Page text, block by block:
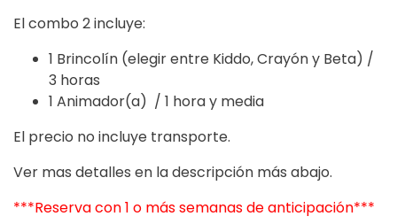
original
era:
B/.240.
actual
es:
El combo 2 incluye:
1 Brincolín (elegir entre Kiddo, Crayón y Beta) /
3 horas
1 Animador(a) / 1 hora y media
El precio no incluye transporte.
Ver mas detalles en la descripción más abajo.
***Reserva con 1 o más semanas de anticipación***